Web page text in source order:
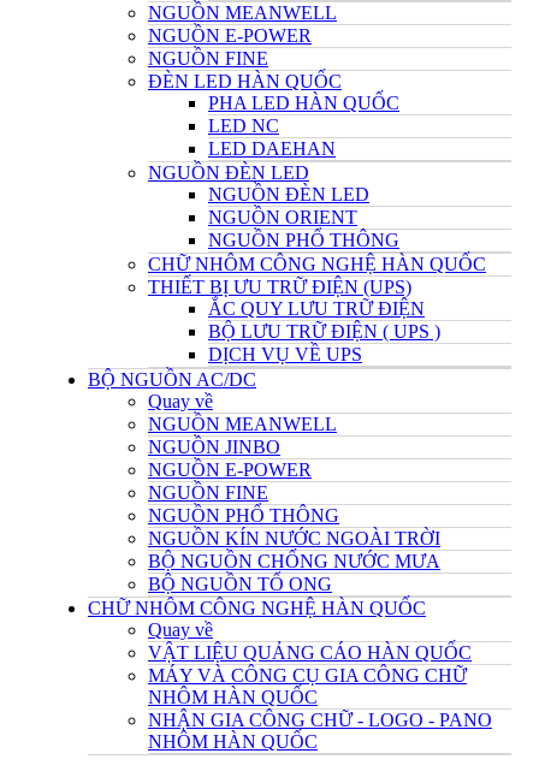
NGUỒN MEANWELL
NGUỒN E-POWER
NGUỒN FINE
ĐÈN LED HÀN QUỐC
PHA LED HÀN QUỐC
LED NC
LED DAEHAN
NGUỒN ĐÈN LED
NGUỒN ĐÈN LED
NGUỒN ORIENT
NGUỒN PHỔ THÔNG
CHỮ NHÔM CÔNG NGHỆ HÀN QUỐC
THIẾT BỊ ƯU TRỮ ĐIỆN (UPS)
ẮC QUY LƯU TRỮ ĐIỆN
BỘ LƯU TRỮ ĐIỆN ( UPS )
DỊCH VỤ VỀ UPS
BỘ NGUỒN AC/DC
Quay về
NGUỒN MEANWELL
NGUỒN JINBO
NGUỒN E-POWER
NGUỒN FINE
NGUỒN PHỔ THÔNG
NGUỒN KÍN NƯỚC NGOÀI TRỜI
BỘ NGUỒN CHỐNG NƯỚC MƯA
BỘ NGUỒN TỔ ONG
CHỮ NHÔM CÔNG NGHỆ HÀN QUỐC
Quay về
VẬT LIỆU QUẢNG CÁO HÀN QUỐC
MÁY VÀ CÔNG CỤ GIA CÔNG CHỮ
NHÔM HÀN QUỐC
NHẬN GIA CÔNG CHỮ - LOGO - PANO
NHÔM HÀN QUỐC